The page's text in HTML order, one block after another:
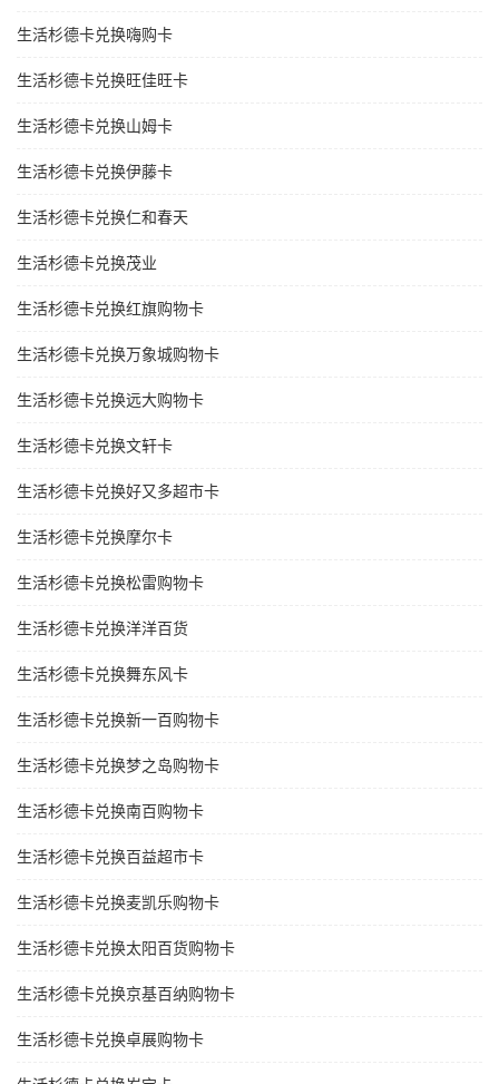
生活杉德卡兑换嗨购卡
生活杉德卡兑换旺佳旺卡
生活杉德卡兑换山姆卡
生活杉德卡兑换伊藤卡
生活杉德卡兑换仁和春天
生活杉德卡兑换茂业
生活杉德卡兑换红旗购物卡
生活杉德卡兑换万象城购物卡
生活杉德卡兑换远大购物卡
生活杉德卡兑换文轩卡
生活杉德卡兑换好又多超市卡
生活杉德卡兑换摩尔卡
生活杉德卡兑换松雷购物卡
生活杉德卡兑换洋洋百货
生活杉德卡兑换舞东风卡
生活杉德卡兑换新一百购物卡
生活杉德卡兑换梦之岛购物卡
生活杉德卡兑换南百购物卡
生活杉德卡兑换百益超市卡
生活杉德卡兑换麦凯乐购物卡
生活杉德卡兑换太阳百货购物卡
生活杉德卡兑换京基百纳购物卡
生活杉德卡兑换卓展购物卡